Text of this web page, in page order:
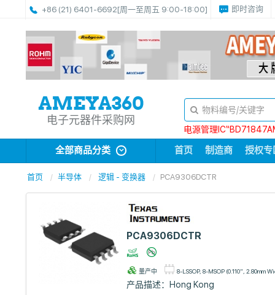
+86 (21) 6401-6692[周一至周五 9:00-18:00] 即时咨询
电子元器件采购网
电源管理
全部商品分类 首页 制造商 授权专
首页 半导体 逻辑 - 变换器 PCA9306DCTR
PCA9306DCTR
量产中 8-LSSOP, 8-MSOP (0.110", 2.80mm
产品描述：
Hong Kong